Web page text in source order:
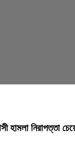
নিরাপত্তা